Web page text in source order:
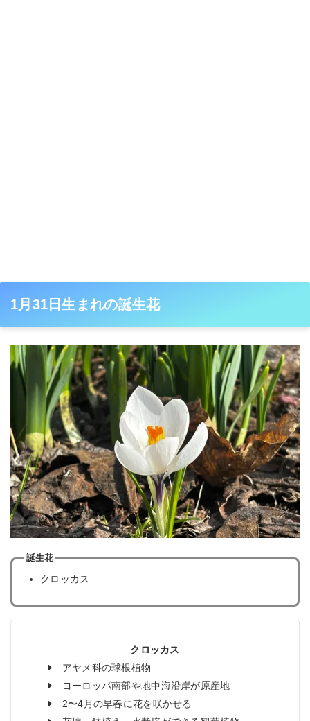
1月31日生まれの誕生花
誕生花
クロッカス
クロッカス
アヤメ科の球根植物
ヨーロッパ南部や地中海沿岸が原産地
2〜4月の早春に花を咲かせる